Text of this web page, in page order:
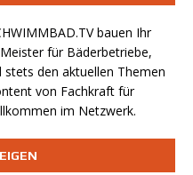
bauen Ihr
für Bäderbetriebe,
stets den aktuellen Themen
von Fachkraft für
im Netzwerk.